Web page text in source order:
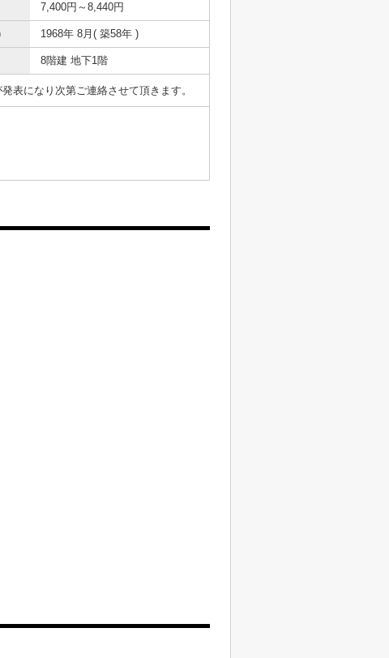
7,400円～8,440円
1968年 8月( 築58年 )
8階建 地下1階
表になり次第ご連絡させて頂きます。